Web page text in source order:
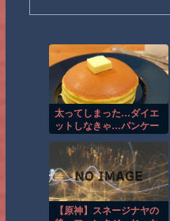
太ってしまった…ダイエ
ットしなきゃ…パンケー
たら太るよな…でも、今
日だけは…いや、ダメ
だ…でも、頑張ったし
な…
【原神】スネージナヤの